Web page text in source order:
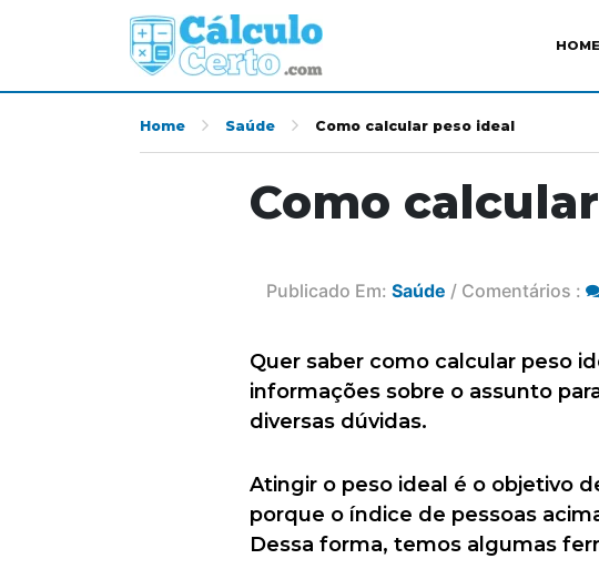
HOME
Home Saúde Como calcular peso ideal
Como
Publicado Em: Saúde / Comentários :
Quer saber como calcular peso
informações sobre o assunto
diversas dúvidas.
Atingir o peso ideal é o objetivo
porque o índice de pessoas
Dessa forma, temos algumas